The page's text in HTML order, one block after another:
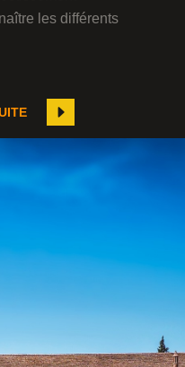
les différents